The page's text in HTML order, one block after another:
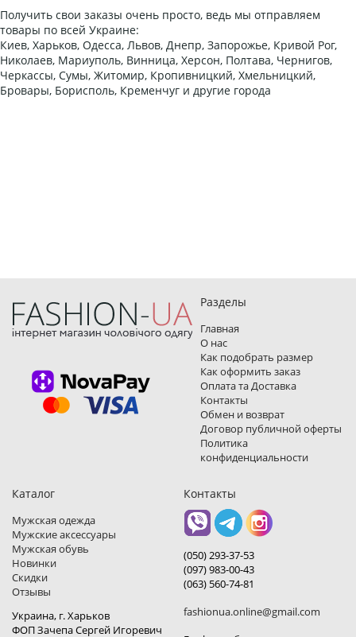
Получить свои заказы очень просто, ведь мы отправляем
товары по всей Украине:
Киев, Харьков, Одесса, Львов, Днепр, Запорожье, Кривой Рог,
Николаев, Мариуполь, Винница, Херсон, Полтава, Чернигов,
Черкассы, Сумы, Житомир, Кропивницкий, Хмельницкий,
Бровары, Борисполь, Кременчуг и другие города
Разделы
Главная
О нас
Как подобрать размер
Как оформить заказ
Оплата та Доставка
Контакты
Обмен и возврат
Договор публичной оферты
Политика
конфиденциальности
Каталог
Мужская одежда
Мужские аксессуары
Мужская обувь
Новинки
Скидки
Отзывы
Украина, г. Харьков
ФОП Зачепа Сергей Игоревич
Контакты
(050) 293-37-53
(097) 983-00-43
(063) 560-74-81
fashionua.online@gmail.com